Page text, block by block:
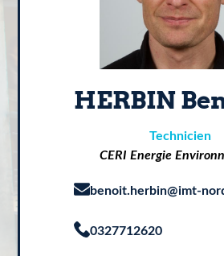
HERBIN
Technicien
CERI Energie
benoit.herbin@imt-
0327712620